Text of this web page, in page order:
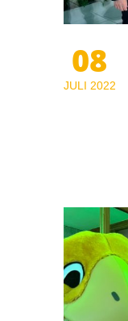
08
JULI 2022